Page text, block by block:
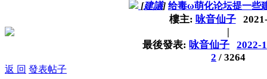
[建議] 给毒ω萌化论坛提一些
樓主: 咏音仙子
|
最後發表: 咏音仙子
2022-
2 / 3264
返 回 發表帖子